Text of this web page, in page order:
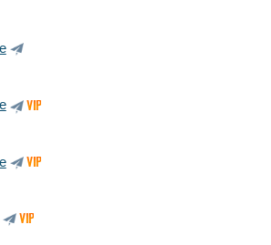
VIP
VIP
VIP